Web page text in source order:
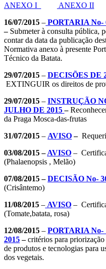
ANEXO I
ANEXO II
16/07/2015 – PORTARIA No-
– Submeter à consulta pública,
contar da data da publicação
Normativa anexo à presente
Técnico da Batata.
29/07/2015 – DECISÕES DE
EXTINGUIR os direitos de
29/07/2015 – INSTRUÇÃO
JULHO DE 2015–
da Praga Mosca-das-frutas
31/07/2015 – AVISO–
03/08/2015 –AVISO –
(Phalaenopsis , Melão)
07/08/2015 –DECISÃO No-
(Crisântemo)
11/08/2015 – AVISO –
(Tomate,batata, rosa)
12/08/2015 – PORTARIA No-
2015–critérios para priorização
de produtos e tecnologias para
dos vegetais.